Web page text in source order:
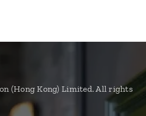
(Hong Kong) Limited. All rights